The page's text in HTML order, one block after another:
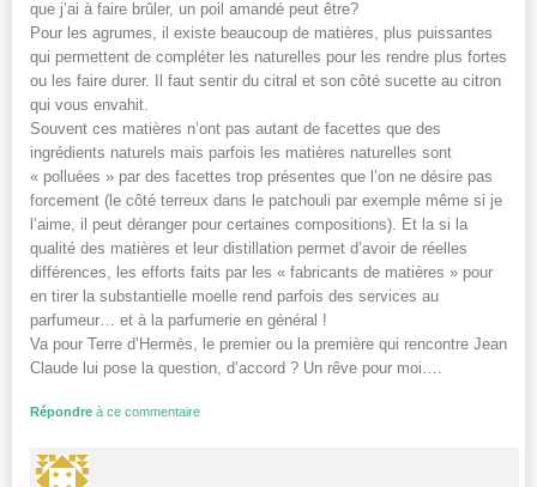
que j’ai à faire brûler, un poil amandé peut être?
Pour les agrumes, il existe beaucoup de matières, plus puissantes
qui permettent de compléter les naturelles pour les rendre plus fortes
ou les faire durer. Il faut sentir du citral et son côté sucette au citron
qui vous envahit.
Souvent ces matières n’ont pas autant de facettes que des
ingrédients naturels mais parfois les matières naturelles sont
« polluées » par des facettes trop présentes que l’on ne désire pas
forcement (le côté terreux dans le patchouli par exemple même si je
l’aime, il peut déranger pour certaines compositions). Et la si la
qualité des matières et leur distillation permet d’avoir de réelles
différences, les efforts faits par les « fabricants de matières » pour
en tirer la substantielle moelle rend parfois des services au
parfumeur… et à la parfumerie en général !
Va pour Terre d’Hermès, le premier ou la première qui rencontre Jean
Claude lui pose la question, d’accord ? Un rêve pour moi….
Répondre à ce commentaire